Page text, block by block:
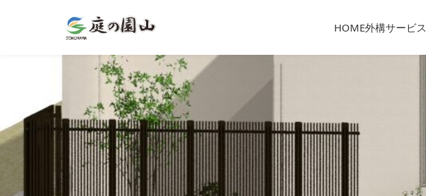
HOME外構サービス